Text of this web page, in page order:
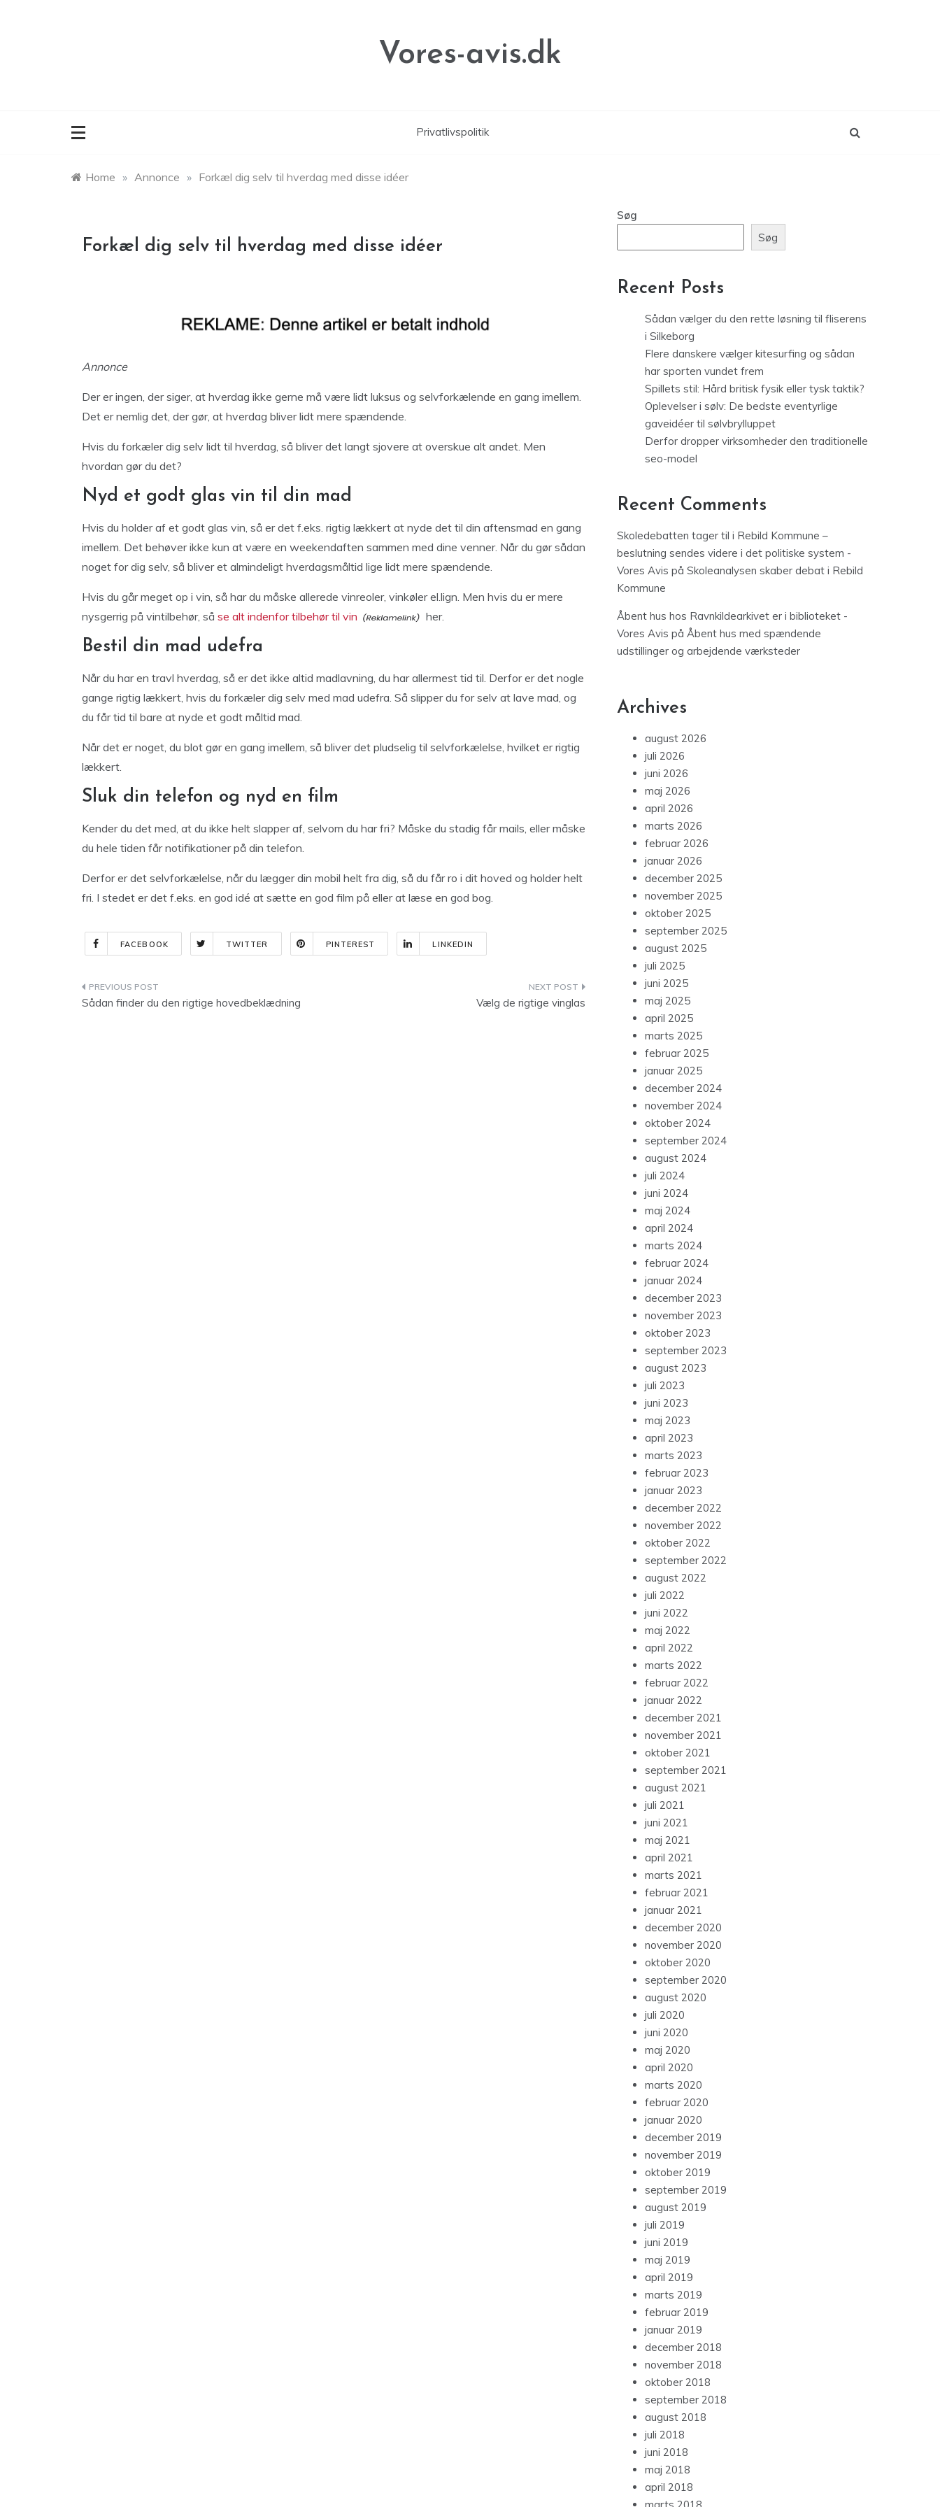
Vores-avis.dk
Privatlivspolitik
Home » Annonce » Forkæl dig selv til hverdag med disse idéer
Forkæl dig selv til hverdag med disse idéer
Annonce
Der er ingen, der siger, at hverdag ikke gerne må være lidt luksus og selvforkælende en gang imellem.
Det er nemlig det, der gør, at hverdag bliver lidt mere spændende.
Hvis du forkæler dig selv lidt til hverdag, så bliver det langt sjovere at overskue alt andet. Men
hvordan gør du det?
Nyd et godt glas vin til din mad
Hvis du holder af et godt glas vin, så er det f.eks. rigtig lækkert at nyde det til din aftensmad en gang
imellem. Det behøver ikke kun at være en weekendaften sammen med dine venner. Når du gør sådan
noget for dig selv, så bliver et almindeligt hverdagsmåltid lige lidt mere spændende.
Hvis du går meget op i vin, så har du måske allerede vinreoler, vinkøler el.lign. Men hvis du er mere
nysgerrig på vintilbehør, så se alt indenfor tilbehør til vin her.
Bestil din mad udefra
Når du har en travl hverdag, så er det ikke altid madlavning, du har allermest tid til. Derfor er det nogle
gange rigtig lækkert, hvis du forkæler dig selv med mad udefra. Så slipper du for selv at lave mad, og
du får tid til bare at nyde et godt måltid mad.
Når det er noget, du blot gør en gang imellem, så bliver det pludselig til selvforkælelse, hvilket er rigtig
lækkert.
Sluk din telefon og nyd en film
Kender du det med, at du ikke helt slapper af, selvom du har fri? Måske du stadig får mails, eller måske
du hele tiden får notifikationer på din telefon.
Derfor er det selvforkælelse, når du lægger din mobil helt fra dig, så du får ro i dit hoved og holder helt
fri. I stedet er det f.eks. en god idé at sætte en god film på eller at læse en god bog.
FACEBOOK TWITTER PINTEREST LINKEDIN
Indlægsnavigation
Sådan finder du den rigtige hovedbeklædning Vælg de rigtige vinglas
Søg
Søg
Recent Posts
Sådan vælger du den rette løsning til fliserens
i Silkeborg
Flere danskere vælger kitesurfing og sådan
har sporten vundet frem
Spillets stil: Hård britisk fysik eller tysk taktik?
Oplevelser i sølv: De bedste eventyrlige
gaveidéer til sølvbrylluppet
Derfor dropper virksomheder den traditionelle
seo-model
Recent Comments
Skoledebatten tager til i Rebild Kommune –
beslutning sendes videre i det politiske system -
Vores Avis på Skoleanalysen skaber debat i Rebild
Kommune
Åbent hus hos Ravnkildearkivet er i biblioteket -
Vores Avis på Åbent hus med spændende
udstillinger og arbejdende værksteder
Archives
august 2026
juli 2026
juni 2026
maj 2026
april 2026
marts 2026
februar 2026
januar 2026
december 2025
november 2025
oktober 2025
september 2025
august 2025
juli 2025
juni 2025
maj 2025
april 2025
marts 2025
februar 2025
januar 2025
december 2024
november 2024
oktober 2024
september 2024
august 2024
juli 2024
juni 2024
maj 2024
april 2024
marts 2024
februar 2024
januar 2024
december 2023
november 2023
oktober 2023
september 2023
august 2023
juli 2023
juni 2023
maj 2023
april 2023
marts 2023
februar 2023
januar 2023
december 2022
november 2022
oktober 2022
september 2022
august 2022
juli 2022
juni 2022
maj 2022
april 2022
marts 2022
februar 2022
januar 2022
december 2021
november 2021
oktober 2021
september 2021
august 2021
juli 2021
juni 2021
maj 2021
april 2021
marts 2021
februar 2021
januar 2021
december 2020
november 2020
oktober 2020
september 2020
august 2020
juli 2020
juni 2020
maj 2020
april 2020
marts 2020
februar 2020
januar 2020
december 2019
november 2019
oktober 2019
september 2019
august 2019
juli 2019
juni 2019
maj 2019
april 2019
marts 2019
februar 2019
januar 2019
december 2018
november 2018
oktober 2018
september 2018
august 2018
juli 2018
juni 2018
maj 2018
april 2018